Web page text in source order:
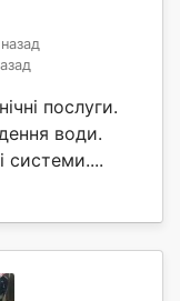
послуги.
води.
системи....